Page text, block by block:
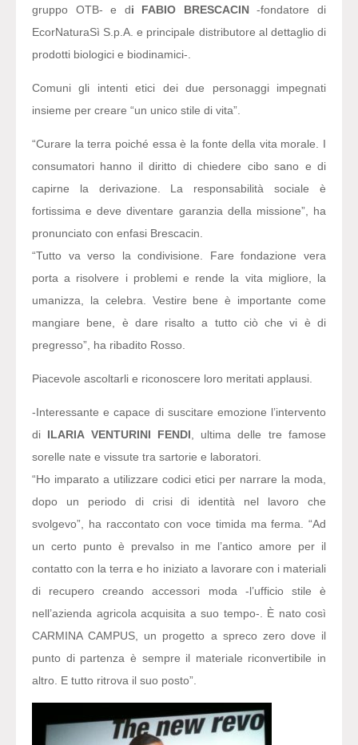
gruppo OTB- e di FABIO BRESCACIN-fondatore di
EcorNaturaSì S.p.A. e principale distributore al dettaglio di
prodotti biologici e biodinamici-.
Comuni gli intenti etici dei due personaggi impegnati
insieme per creare “un unico stile di vita”.
“Curare la terra poiché essa è la fonte della vita morale. I
consumatori hanno il diritto di chiedere cibo sano e di
capirne la derivazione. La responsabilità sociale è
fortissima e deve diventare garanzia della missione”,
ha
pronunciato con enfasi Brescacin.
“Tutto va verso la condivisione. Fare fondazione vera
porta a risolvere i problemi e rende la vita migliore, la
umanizza, la celebra. Vestire bene è importante come
mangiare bene, è dare risalto a tutto ciò che vi è di
pregresso”, ha ribadito Rosso.
Piacevole ascoltarli e riconoscere loro meritati applausi.
-Interessante e capace di suscitare emozione l’intervento
di ILARIA VENTURINI FENDI , ultima delle tre famose
sorelle nate e vissute tra sartorie e laboratori.
“Ho imparato a utilizzare codici etici per narrare la moda,
dopo un periodo di crisi di identità nel lavoro che
svolgevo”,
ha raccontato con voce timida ma ferma. “Ad
un certo punto è prevalso in me l’antico amore per il
contatto con la terra e ho iniziato a lavorare con i materiali
di recupero creando accessori moda -l’ufficio stile è
nell’azienda agricola acquisita a suo tempo-. È nato così
CARMINA CAMPUS, un progetto a spreco zero dove il
punto di partenza è sempre il materiale riconvertibile in
altro. E tutto ritrova il suo posto”.